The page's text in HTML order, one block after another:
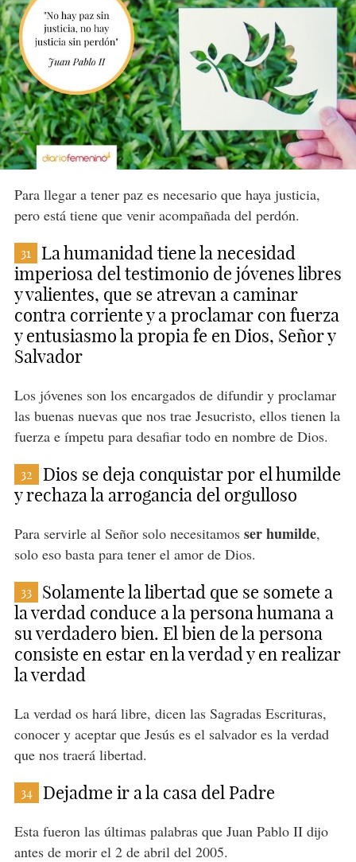
Para llegar a tener paz es necesario que haya justicia,
pero está tiene que venir acompañada del perdón.
31
La humanidad tiene la necesidad
imperiosa del testimonio de jóvenes libres
y valientes, que se atrevan a caminar
contra corriente y a proclamar con fuerza
y entusiasmo la propia fe en Dios, Señor y
Salvador
Los jóvenes son los encargados de difundir y proclamar
las buenas nuevas que nos trae Jesucristo, ellos tienen la
fuerza e ímpetu para desafiar todo en nombre de Dios.
32
Dios se deja conquistar por el humilde
y rechaza la arrogancia del orgulloso
Para servirle al Señor solo necesitamos ser humilde,
solo eso basta para tener el amor de Dios.
33
Solamente la libertad que se somete a
la verdad conduce a la persona humana a
su verdadero bien. El bien de la persona
consiste en estar en la verdad y en realizar
la verdad
La verdad os hará libre, dicen las Sagradas Escrituras,
conocer y aceptar que Jesús es el salvador es la verdad
que nos traerá libertad.
34 Dejadme ir a la casa del Padre
Esta fueron las últimas palabras que Juan Pablo II dijo
antes de morir el 2 de abril del 2005.